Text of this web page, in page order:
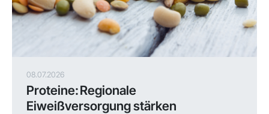
08.07.2026
Proteine: Regionale
Eiweißversorgung stärken